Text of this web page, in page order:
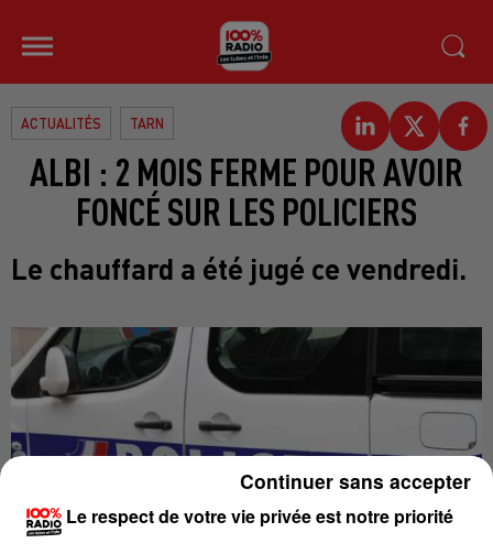
ACTUALITÉS TARN
ALBI : 2 MOIS FERME POUR AVOIR
FONCÉ SUR LES POLICIERS
Le chauffard a été jugé ce vendredi.
Le respect de votre vie privée est notre priorité
Continuer sans accepter